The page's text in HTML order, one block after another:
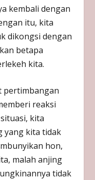
kembali dengan
itu, kita
dikongsi dengan
betapa
kita.
pertimbangan
reaksi
kita
yang kita tidak
hon,
malah anjing
tidak